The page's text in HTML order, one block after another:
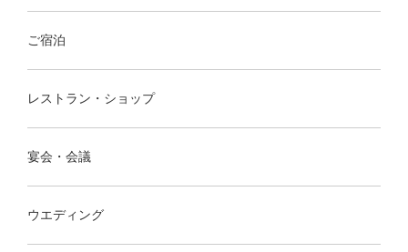
ご宿泊
レストラン・ショップ
宴会・会議
ウエディング